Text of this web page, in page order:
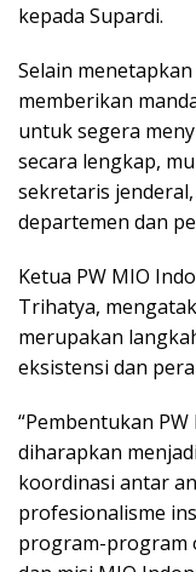
kepada Supardi.
Selain
memberikan
untuk segera
secara lengkap,
sekretaris
departemen dan
Ketua PW MIO
Trihatya,
merupakan
eksistensi dan
“Pembentukan
diharapkan
koordinasi antar
profesionalisme
program-program